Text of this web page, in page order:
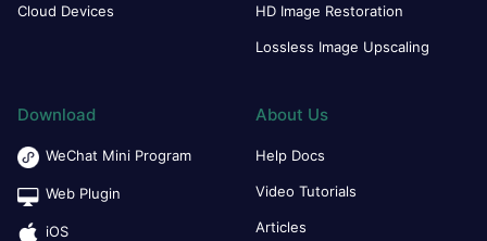
Cloud Devices HD Image Restoration
Lossless Image Upscaling
Download
WeChat Mini Program
Web Plugin
iOS
About Us
Help Docs
Video Tutorials
Articles